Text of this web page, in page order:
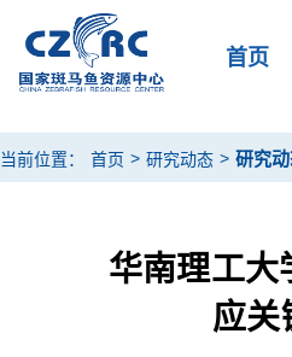
首页
当前位置： 首页 > 研究动态 > 研究
华南理工大
应关